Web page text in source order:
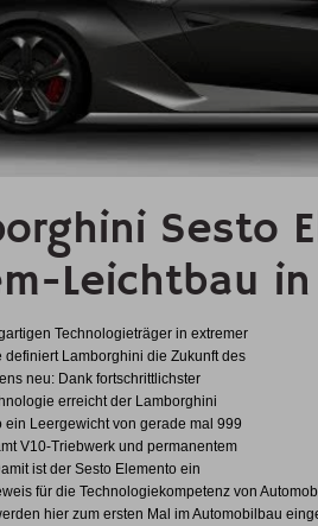
Sesto
Leichtbau
Technologieträger in extremer
definiert Lamborghini die Zukunft des
neu: Dank fortschrittlichster
erreicht der Lamborghini
ein Leergewicht von gerade mal 999
V10-Triebwerk und permanentem
ist der Sesto Elemento ein
für die Technologiekompetenz von
hier zum ersten Mal im Automobilbau